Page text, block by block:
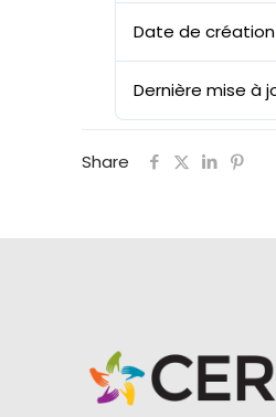
Date de création
Dernière mise à
Share